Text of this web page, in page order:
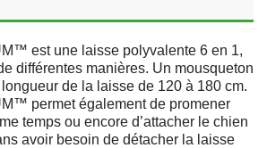
est une laisse polyvalente 6 en 1,
différentes manières. Un mousqueton
de la laisse de 120 à 180 cm.
permet également de promener
temps ou encore d’attacher le chien
avoir besoin de détacher la laisse